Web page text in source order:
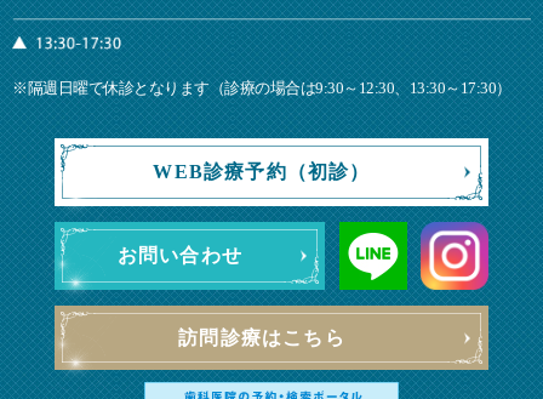
※隔週日曜で休診となります（診療の場合は9:30～12:30、13:30～17:30）
WEB診療予約（初診）
お問い合わせ
訪問診療はこちら